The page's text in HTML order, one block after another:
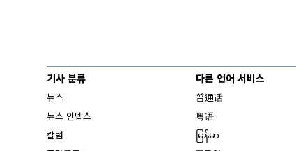
기사 분류
뉴스
뉴스 인뎁스
칼럼
다른 언어 서비스
普通话
粤语
မြန်မာ